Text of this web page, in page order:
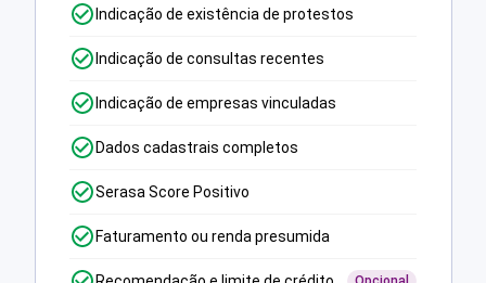
Indicação de existência de protestos
Indicação de consultas recentes
Indicação de empresas vinculadas
Dados cadastrais completos
Serasa Score Positivo
Faturamento ou renda presumida